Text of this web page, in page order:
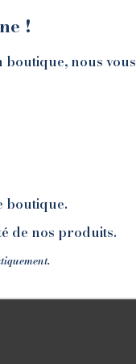
!
nous vous
boutique.
de nos produits.